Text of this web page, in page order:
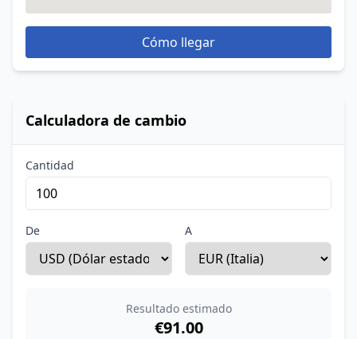
Cómo llegar
Calculadora de cambio
Cantidad
De A
Resultado estimado
€91.00